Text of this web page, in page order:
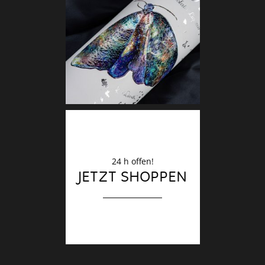
24 h offen!
JETZT SHOPPEN